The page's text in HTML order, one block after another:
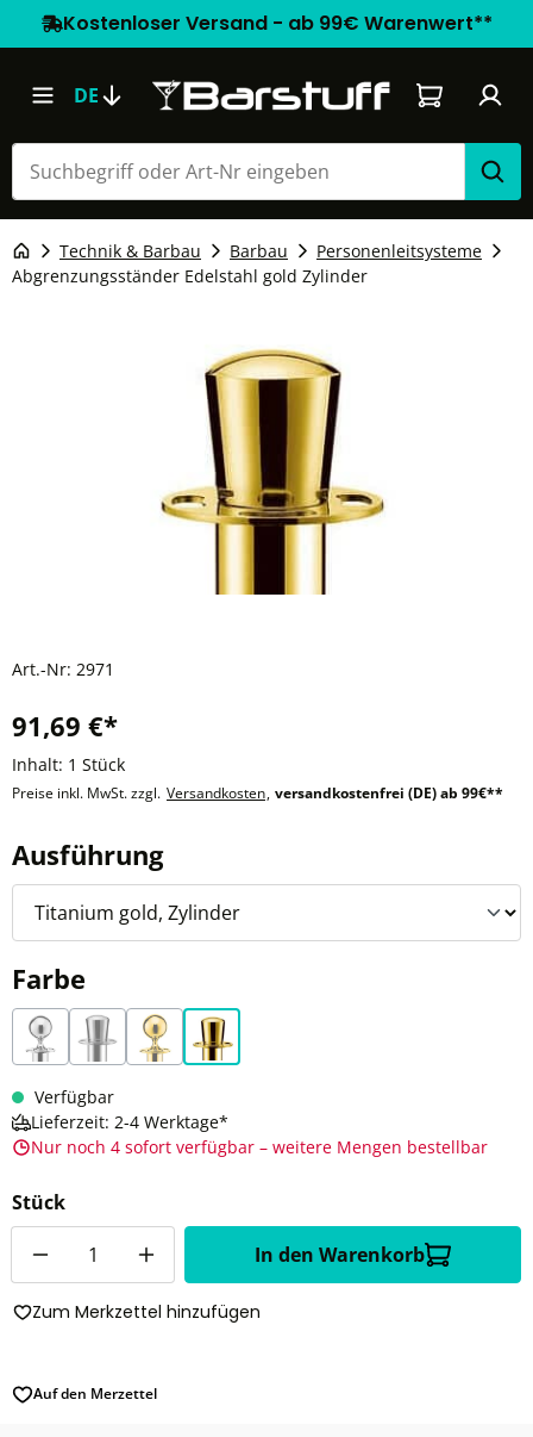
Kostenloser Versand - ab 99€ Warenwert**
DE Warenkorb
Technik & Barbau Barbau
Personenleitsysteme
Abgrenzungsständer Edelstahl gold Zylinder
Art.-Nr: 2971
91,69 €*
Inhalt: 1 Stück
Preise inkl. MwSt. zzgl. Versandkosten, versandkostenfrei (DE) ab 99€**
Ausführungauswählen
Farbe
Abgrenzungsständer Edelstahl Kugel
(Diese Option ist zurzeit nicht verfügbar.)
Edelstahl, Zylinder
(Diese Option ist zurzeit nicht verfügbar.)
Titanium gold, Kugel
(Diese Option ist zurzeit nicht verfügbar.)
Titanium gold, Zylinder
Verfügbar
Lieferzeit: 2-4 Werktage*
Nur noch 4 sofort verfügbar – weitere Mengen bestellbar
Stück
In den Warenkorb
Zum Merkzettel hinzufügen
Auf den Merzettel